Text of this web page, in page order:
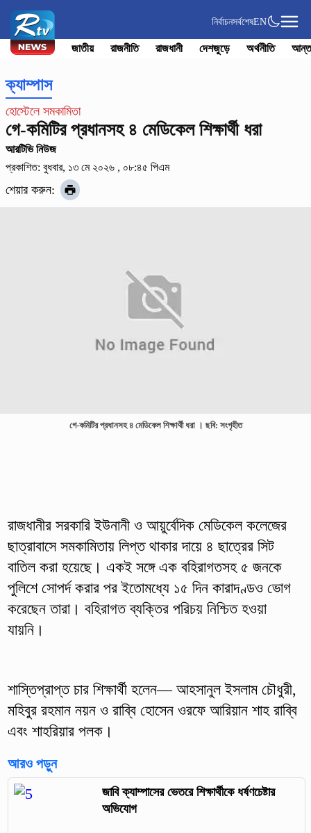
নির্বাচনসর্বশেষEN
জাতীয় রাজনীতি রাজধানী দেশজুড়ে অর্থনীতি
ক্যাম্পাস
হোস্টেলে সমকামিতা
গে-কমিটির প্রধানসহ ৪ মেডিকেল শিক্ষার্থী ধরা
আরটিভি নিউজ
প্রকাশিত: বুধবার, ১৩ মে ২০২৬ , ০৮:৪৫ পিএম
শেয়ার করুন:
গে-কমিটির প্রধানসহ ৪ মেডিকেল শিক্ষার্থী ধরা । ছবি: সংগৃহীত
রাজধানীর সরকারি ইউনানী ও আয়ুর্বেদিক মেডিকেল কলেজের
ছাত্রাবাসে সমকামিতায় লিপ্ত থাকার দায়ে ৪ ছাত্রের সিট
বাতিল করা হয়েছে। একই সঙ্গে এক বহিরাগতসহ ৫ জনকে
পুলিশে সোপর্দ করার পর ইতোমধ্যে ১৫ দিন কারাদণ্ডও ভোগ
করেছেন তারা। বহিরাগত ব্যক্তির পরিচয় নিশ্চিত হওয়া
যায়নি।
শাস্তিপ্রাপ্ত চার শিক্ষার্থী হলেন— আহসানুল ইসলাম চৌধুরী,
মহিবুর রহমান নয়ন ও রাব্বি হোসেন ওরফে আরিয়ান শাহ রাব্বি
এবং শাহরিয়ার পলক।
আরও পড়ুন
জাবি ক্যাম্পাসের ভেতরে শিক্ষার্থীকে ধর্ষণচেষ্টার
অভিযোগ